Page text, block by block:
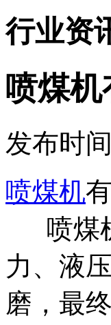
行业资
喷煤
发布时
喷煤机
喷煤
力、液
磨，最